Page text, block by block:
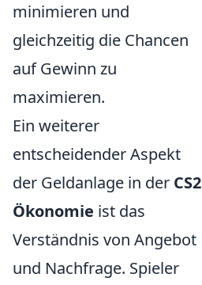
minimieren und
gleichzeitig die Chancen
auf Gewinn zu
maximieren.
Ein weiterer
entscheidender Aspekt
der Geldanlage in der CS2
Ökonomie ist das
Verständnis von Angebot
und Nachfrage. Spieler